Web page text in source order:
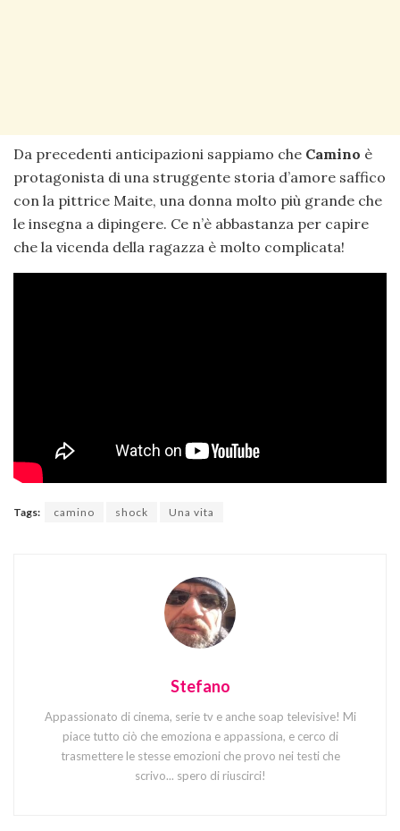
Da precedenti anticipazioni sappiamo che Camino è
protagonista di una struggente storia d’amore saffico
con la pittrice Maite, una donna molto più grande che
le insegna a dipingere. Ce n’è abbastanza per capire
che la vicenda della ragazza è molto complicata!
Tags: camino shock Una vita
Stefano
Appassionato di cinema, serie tv e anche soap televisive! Mi
piace tutto ciò che emoziona e appassiona, e cerco di
trasmettere le stesse emozioni che provo nei testi che
scrivo... spero di riuscirci!